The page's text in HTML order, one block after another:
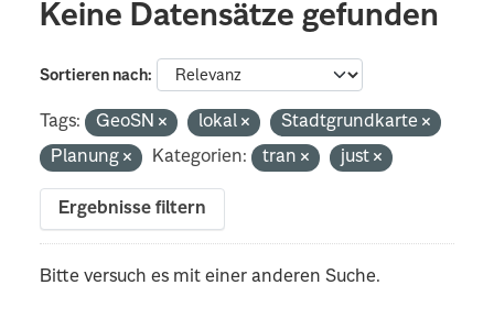
Keine Datensätze gefunden
Sortieren nach
Tags: GeoSN lokal
Stadtgrundkarte
Planung
Kategorien: tran just
Ergebnisse filtern
Bitte versuch es mit einer anderen Suche.